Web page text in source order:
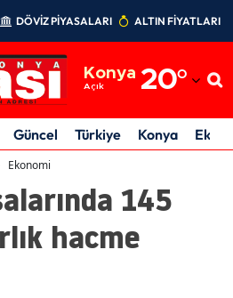
DÖVİZ PİYASALARI ALTIN FİYATLARI
Konya
Açık 20°
Adıyaman
Afyonkarahisar
Amasya
Ankara
Güncel Türkiye Konya
Ekonomi
145
hacme